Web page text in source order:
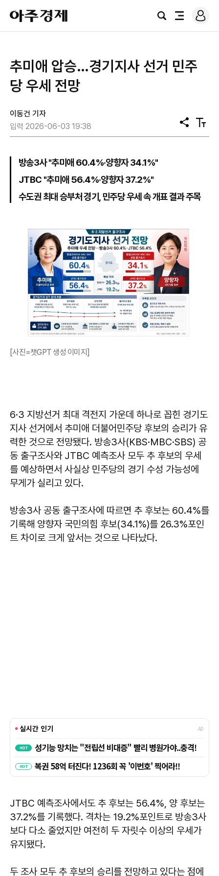
아
주
경
검
전
로
그
추미애 압승…경기지사 선거 민주
당 우세 전망
이동건 기자
입력 2026-06-03 19:38
공
유
텍
스
방송3사 "추미애 60.4%·양향자 34.1%"
JTBC "추미애 56.4%·양향자 37.2%"
수도권 최대 승부처 경기, 민주당 우세 속 개표 결과 주목
[사진=챗GPT 생성 이미지]
6·3 지방선거 최대 격전지 가운데 하나로 꼽힌 경기도
지사 선거에서 추미애 더불어민주당 후보의 승리가 유
력한 것으로 전망됐다. 방송3사(KBS·MBC·SBS) 공
동 출구조사와 JTBC 예측조사 모두 추 후보의 우세
를 예상하면서 사실상 민주당의 경기 수성 가능성에
무게가 실리고 있다.
방송3사 공동 출구조사에 따르면 추 후보는 60.4%를
기록해 양향자 국민의힘 후보(34.1%)를 26.3%포인
트 차이로 크게 앞서는 것으로 나타났다.
JTBC 예측조사에서도 추 후보는 56.4%, 양 후보는
37.2%를 기록했다. 격차는 19.2%포인트로 방송3사
보다 다소 줄었지만 여전히 두 자릿수 이상의 우세가
유지됐다.
두 조사 모두 추 후보의 승리를 전망하고 있다는 점에